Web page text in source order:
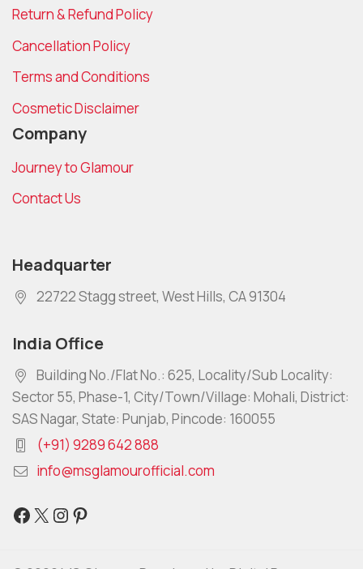
Return & Refund Policy
Cancellation Policy
Terms and Conditions
Cosmetic Disclaimer
Company
Journey to Glamour
Contact Us
Headquarter
22722 Stagg street, West Hills, CA 91304
India Office
Building No./Flat No.: 625, Locality/Sub Locality:
Sector 55, Phase-1, City/Town/Village: Mohali, District:
SAS Nagar, State: Punjab, Pincode: 160055
(+91) 9289 642 888
info@msglamourofficial.com